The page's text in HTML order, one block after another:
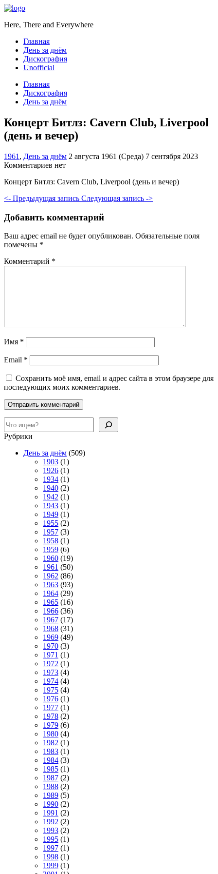
Here, There and Everywhere
Главная
День за днём
Дискография
Unofficial
Главная
Дискография
День за днём
Концерт Битлз: Cavern Club, Liverpool
(день и вечер)
1961 , День за днём 2 августа 1961 (Среда) 7 сентября 2023
Комментариев нет
Концерт Битлз: Cavern Club, Liverpool (день и вечер)
<- Предыдущая запись Следующая запись ->
Добавить комментарий
Ваш адрес email не будет опубликован. Обязательные поля
помечены *
Комментарий *
Имя *
Email *
Сохранить моё имя, email и адрес сайта в этом браузере для
последующих моих комментариев.
Поиск
Рубрики
День за днём (509)
1903 (1)
1926 (1)
1934 (1)
1940 (2)
1942 (1)
1943 (1)
1949 (1)
1955 (2)
1957 (3)
1958 (1)
1959 (6)
1960 (19)
1961 (50)
1962 (86)
1963 (93)
1964 (29)
1965 (16)
1966 (36)
1967 (17)
1968 (31)
1969 (49)
1970 (3)
1971 (1)
1972 (1)
1973 (4)
1974 (4)
1975 (4)
1976 (1)
1977 (1)
1978 (2)
1979 (6)
1980 (4)
1982 (1)
1983 (1)
1984 (3)
1985 (1)
1987 (2)
1988 (2)
1989 (5)
1990 (2)
1991 (2)
1992 (2)
1993 (2)
1995 (1)
1997 (1)
1998 (1)
1999 (1)